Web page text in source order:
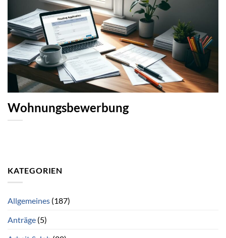
Wohnungsbewerbung
KATEGORIEN
Allgemeines (187)
Anträge (5)